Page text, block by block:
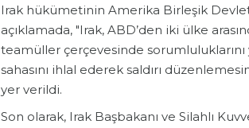
Irak hükümetinin Amerika Birleşik
açıklamada, "Irak, ABD’den iki ülke
teamüller çerçevesinde
sahasını ihlal ederek saldırı
yer verildi.
Son olarak, Irak Başbakanı ve Silahlı